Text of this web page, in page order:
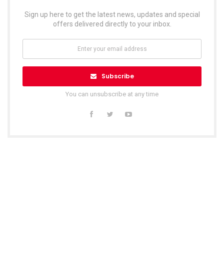
Sign up here to get the latest news, updates and special
offers delivered directly to your inbox.
Subscribe
You can unsubscribe at any time